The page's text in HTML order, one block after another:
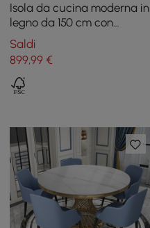
Isola da cucina moderna in
legno da 150 cm con
portabottiglie, grigio
cemento
Saldi
899,99 €